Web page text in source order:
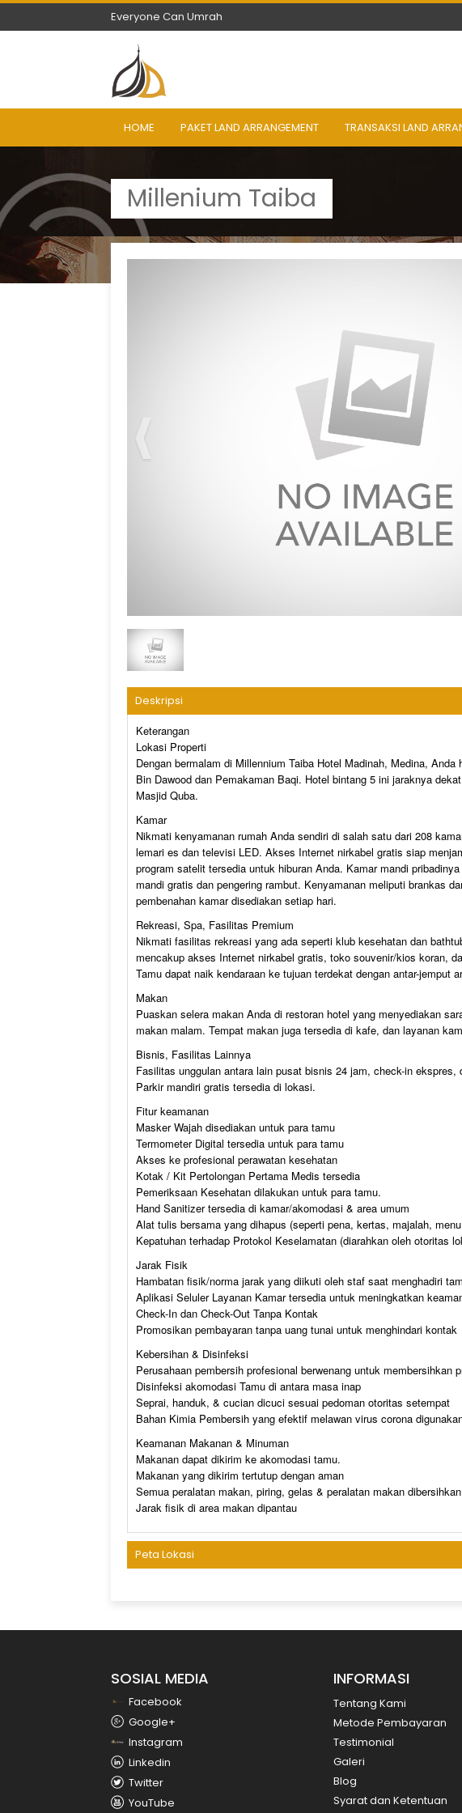
Everyone Can Umrah
Everyone Can Umrah
HOME PAKET LAND ARRANGEMENT TRANSAKSI LAND
Millenium Taiba
Dar Alhijrah Land Arrangement
Deskripsi
Keterangan
Lokasi Properti
Dengan bermalam di Millennium Taiba Hotel Madinah, Medina, Anda
Bin Dawood dan Pemakaman Baqi. Hotel bintang 5 ini jaraknya
Masjid Quba.
Kamar
Nikmati kenyamanan rumah Anda sendiri di salah satu dari 208
lemari es dan televisi LED. Akses Internet nirkabel gratis siap
program satelit tersedia untuk hiburan Anda. Kamar mandi
mandi gratis dan pengering rambut. Kenyamanan meliputi brankas
pembenahan kamar disediakan setiap hari.
Rekreasi, Spa, Fasilitas Premium
Nikmati fasilitas rekreasi yang ada seperti klub kesehatan dan
mencakup akses Internet nirkabel gratis, toko souvenir/kios koran,
Tamu dapat naik kendaraan ke tujuan terdekat dengan antar-jemput
Makan
Puaskan selera makan Anda di restoran hotel yang menyediakan
makan malam. Tempat makan juga tersedia di kafe, dan layanan
Bisnis, Fasilitas Lainnya
Fasilitas unggulan antara lain pusat bisnis 24 jam, check-in ekspres,
Parkir mandiri gratis tersedia di lokasi.
Fitur keamanan
Masker Wajah disediakan untuk para tamu
Termometer Digital tersedia untuk para tamu
Akses ke profesional perawatan kesehatan
Kotak / Kit Pertolongan Pertama Medis tersedia
Pemeriksaan Kesehatan dilakukan untuk para tamu.
Hand Sanitizer tersedia di kamar/akomodasi & area umum
Alat tulis bersama yang dihapus (seperti pena, kertas, majalah,
Kepatuhan terhadap Protokol Keselamatan (diarahkan oleh otoritas
Jarak Fisik
Hambatan fisik/norma jarak yang diikuti oleh staf saat menghadiri
Aplikasi Seluler Layanan Kamar tersedia untuk meningkatkan
Check-In dan Check-Out Tanpa Kontak
Promosikan pembayaran tanpa uang tunai untuk menghindari kontak
Kebersihan & Disinfeksi
Perusahaan pembersih profesional berwenang untuk membersihkan
Disinfeksi akomodasi Tamu di antara masa inap
Seprai, handuk, & cucian dicuci sesuai pedoman otoritas setempat
Bahan Kimia Pembersih yang efektif melawan virus corona
Keamanan Makanan & Minuman
Makanan dapat dikirim ke akomodasi tamu.
Makanan yang dikirim tertutup dengan aman
Semua peralatan makan, piring, gelas & peralatan makan
Jarak fisik di area makan dipantau
Peta Lokasi
SOSIAL MEDIA
Facebook
Google+
Instagram
Linkedin
Twitter
YouTube
INFORMASI
Tentang Kami
Metode Pembayaran
Testimonial
Galeri
Blog
Syarat dan Ketentuan